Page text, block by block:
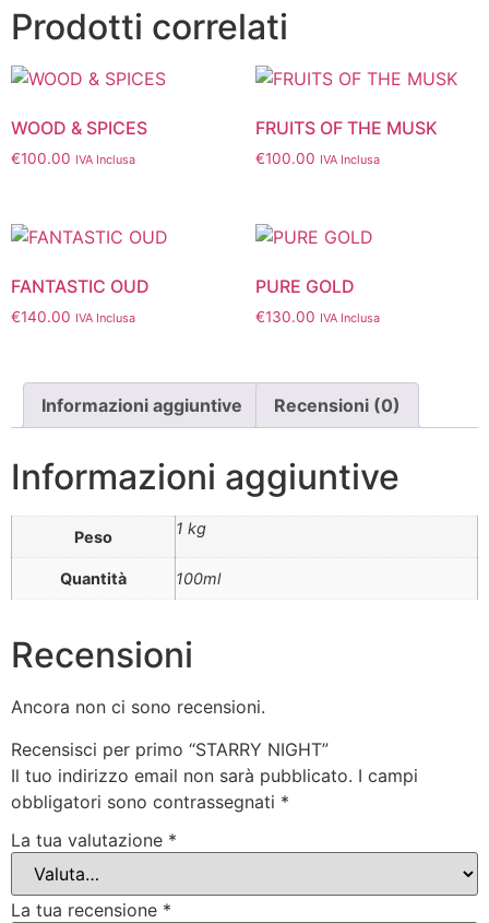
Prodotti correlati
WOOD & SPICES
€100.00 IVA Inclusa
FRUITS OF THE MUSK
€100.00 IVA Inclusa
FANTASTIC OUD
€140.00 IVA Inclusa
PURE GOLD
€130.00 IVA Inclusa
Informazioni aggiuntive Recensioni (0)
Informazioni aggiuntive
Peso 1 kg
Quantità 100ml
Recensioni
Ancora non ci sono recensioni.
Recensisci per primo “STARRY NIGHT”
Il tuo indirizzo email non sarà pubblicato. I campi
obbligatori sono contrassegnati *
La tua valutazione *
La tua recensione *